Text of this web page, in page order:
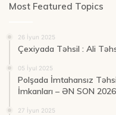
Most Featured Topics
26 İyun 2025
Çexiyada Təhsil : Ali
05 İyul 2025
Polşada İmtahansız
İmkanları – ƏN SON 2026
27 İyun 2025